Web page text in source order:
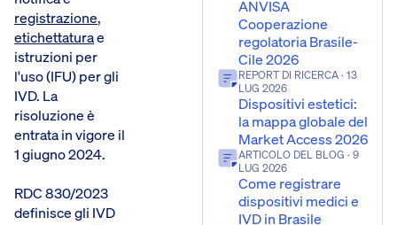
registrazione,
etichettaturae
istruzioni per
l'uso (IFU) per gli
IVD. La
risoluzione è
entrata in vigore il
1 giugno 2024.
RDC 830/2023
definisce gli IVD
ANVISA
Cooperazione
regolatoria Brasile-
Cile 2026
REPORT DI RICERCA· 13
LUG 2026
Dispositivi estetici:
la mappa globale del
Market Access 2026
ARTICOLO DEL BLOG · 9
LUG 2026
Come registrare
dispositivi medici e
IVD in Brasile